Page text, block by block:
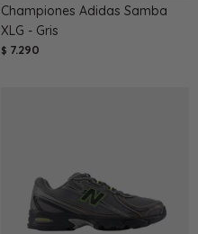
Championes Adidas Samba
XLG - Gris
$ 7.290